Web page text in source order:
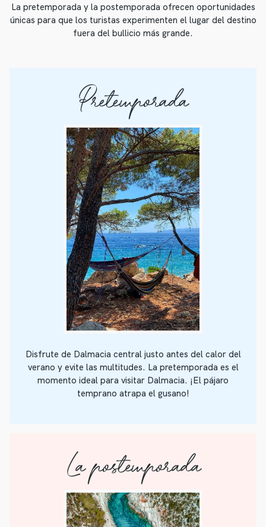
La pretemporada y la postemporada ofrecen oportunidades
únicas para que los turistas experimenten el lugar del destino
fuera del bullicio más grande.
Pretemporada
Disfrute de Dalmacia central justo antes del calor del
verano y evite las multitudes. La pretemporada es el
momento ideal para visitar Dalmacia. ¡El pájaro
temprano atrapa el gusano!
La postemporada